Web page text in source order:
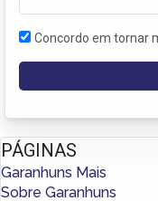
Concordo em tornar
PÁGINAS
Garanhuns Mais
Sobre Garanhuns